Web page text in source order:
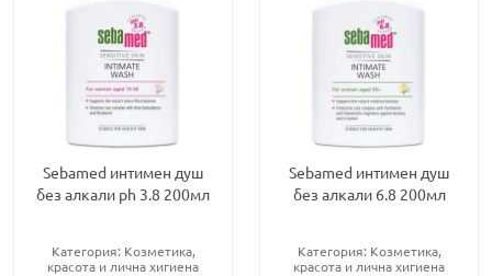
Sebamed интимен душ
без алкали ph 3.8 200мл
Категория: Козметика,
красота и лична хигиена
Sebamed интимен душ
без алкали 6.8 200мл
Категория: Козметика,
красота и лична хигиена